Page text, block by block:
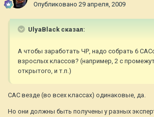
Опубликовано 29 апреля, 2009
UlyaBlack сказал:
А чтобы заработать ЧР, надо собрать 6
взрослых классов? (например, 2 с
открытого, и т.п.)
САС везде (во всех классах) одинаковые, да.
Но они должны быть получены у разных